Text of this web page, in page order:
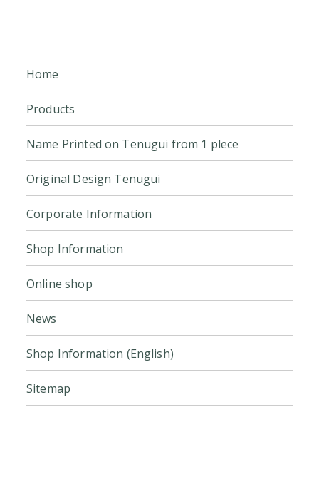
Home
Products
Name Printed on Tenugui from 1 plece
Original Design Tenugui
Corporate Information
Shop Information
Online shop
News
Shop Information (English)
Sitemap